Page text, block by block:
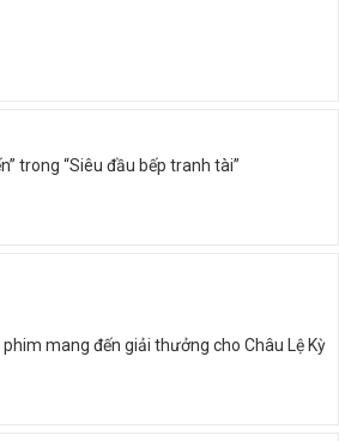
trong “Siêu đầu bếp tranh tài”
mang đến giải thưởng cho Châu Lệ Kỳ